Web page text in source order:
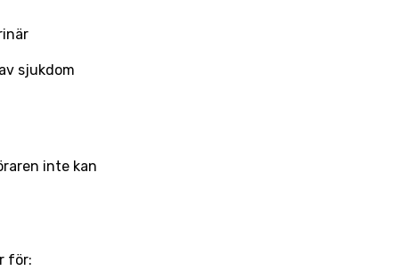
sjukdom
inte kan
för: